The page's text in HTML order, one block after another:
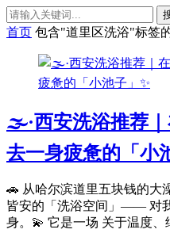
首页 包含"道里区洗浴"标签
🌫️·西安洗浴推荐
去一身疲惫的「小
🚗 从哈尔滨道里五块钱的大
皆安的「洗浴空间」—— 对
身。💫 它是一场 关于温度、